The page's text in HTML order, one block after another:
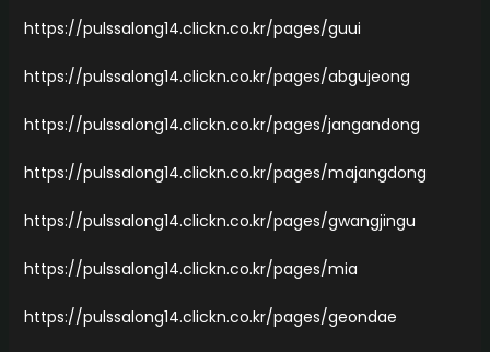
https://pulssalong14.clickn.co.kr/pages/guui
https://pulssalong14.clickn.co.kr/pages/abgujeong
https://pulssalong14.clickn.co.kr/pages/jangandong
https://pulssalong14.clickn.co.kr/pages/majangdong
https://pulssalong14.clickn.co.kr/pages/gwangjingu
https://pulssalong14.clickn.co.kr/pages/mia
https://pulssalong14.clickn.co.kr/pages/geondae